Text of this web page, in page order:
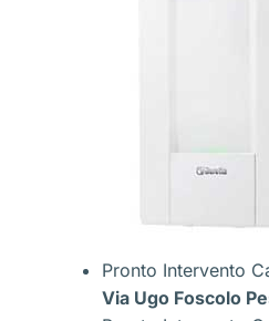
Pronto Intervento
Via Ugo Foscolo